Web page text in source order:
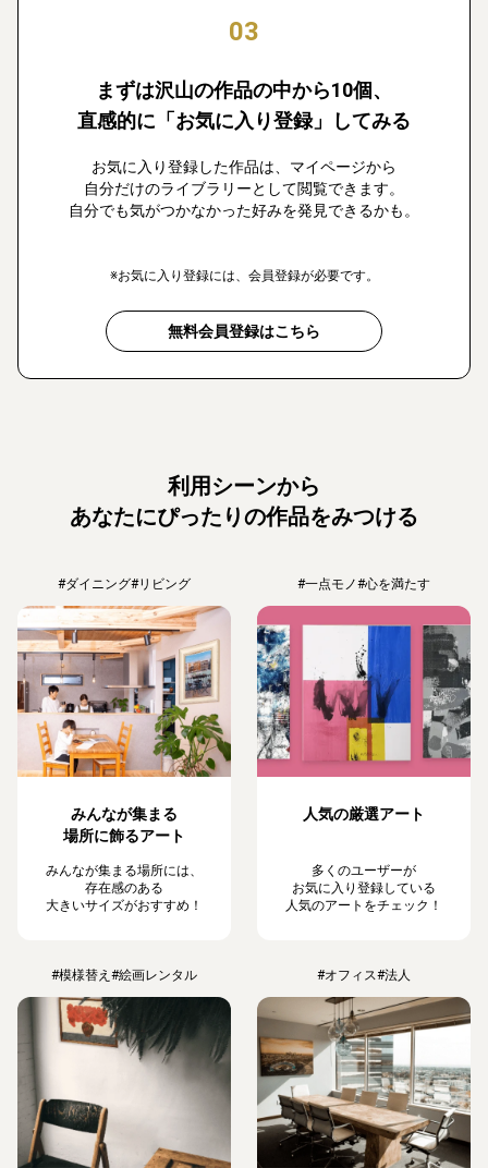
03
まずは沢山の作品の中から10個、
直感的に「お気に入り登録」してみる
お気に入り登録した作品は、マイページから
自分だけのライブラリーとして閲覧できます。
自分でも気がつかなかった好みを発見できるかも。
※お気に入り登録には、会員登録が必要です。
無料会員登録はこちら
利用シーンから
あなたにぴったりの作品をみつける
#ダイニング#リビング
みんなが集まる
場所に飾るアート
みんなが集まる場所には、
存在感のある
大きいサイズがおすすめ！
#一点モノ#心を満たす
人気の厳選アート
多くのユーザーが
お気に入り登録している
人気のアートをチェック！
#模様替え #絵画レンタル #オフィス#法人